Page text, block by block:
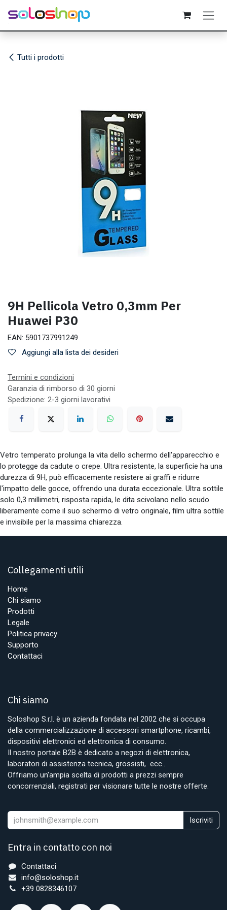
Passa al contenuto
Tutti i prodotti
9H Pellicola Vetro 0,3mm Per
Huawei P30
EAN: 5901737991249
Aggiungi alla lista dei desideri
Termini e condizioni
Garanzia di rimborso di 30 giorni
Spedizione: 2-3 giorni lavorativi
Vetro temperato prolunga la vita dello schermo dell'apparecchio e
lo protegge da cadute o crepe. Ultra resistente, la superficie ha una
durezza di 9H, può efficacemente resistere ai graffi e ridurre
l'impatto delle gocce, offrendo una durata eccezionale. Ultra sottile
solo 0,3 millimetri, risposta rapida, le dita scivolano nello scudo
liberamente come il suo schermo di vetro originale, film ultra sottile
e invisibile per la massima chiarezza.
Collegamenti utili
Home
Chi siamo
Prodotti
Legale
Politica privacy
Supporto
Contattaci
Chi siamo
Soloshop S.r.l. è un azienda fondata nel 2002 che si occupa
della commercializzazione di accessori smartphone, ricambi,
dispositivi elettronici ed elettronica di consumo.
Il nostro portale B2B è dedicato a negozi di elettronica,
laboratori di assistenza tecnica, grossisti, ecc..
Offriamo un'ampia scelta di prodotti a prezzi sempre
concorrenziali, registrati per visionare tutte le nostre offerte.
Iscriviti
Entra in contatto con noi
Contattaci
info@soloshop.it
+39 0828346107